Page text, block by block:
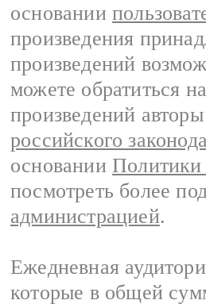
основании
произведения
произведений
можете обратиться
произведений
российского
основании Политики
посмотреть более
администрацией.
Ежедневная
которые в общей